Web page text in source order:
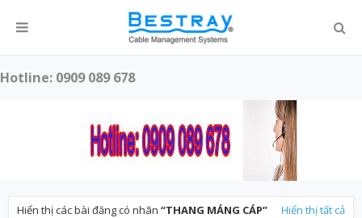
Hotline: 0909 089 678
Hiển thị các bài đăng có nhãn THANG MÁNG CÁP Hiển thị tất cả